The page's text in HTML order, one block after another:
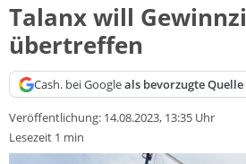
Talanx will
übertreffen
Cash. bei Googleals bevorzugte
Veröffentlichung: 14.08.2023, 13:35 Uhr
Lesezeit 1 min